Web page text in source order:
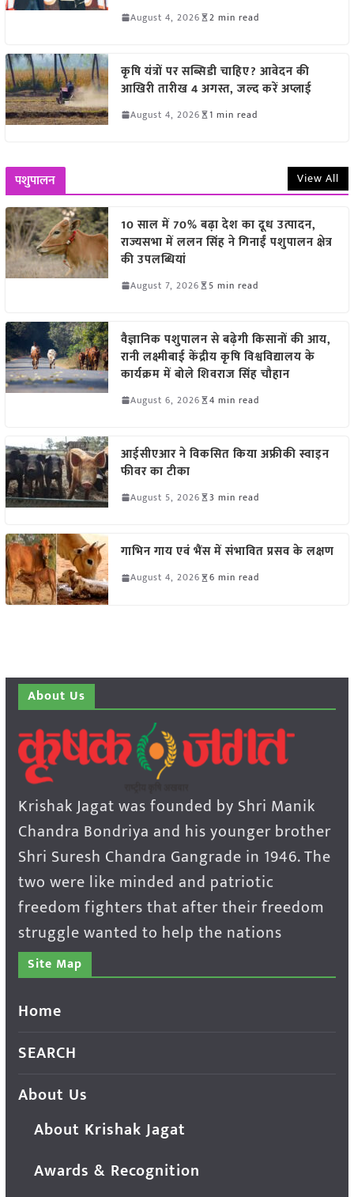
August 4, 2026 2 min read
कृषि यंत्रों पर सब्सिडी चाहिए? आवेदन की
आखिरी तारीख 4 अगस्त, जल्द करें अप्लाई
August 4, 2026 1 min read
पशुपालन View All
10 साल में 70% बढ़ा देश का दूध उत्पादन,
राज्यसभा में ललन सिंह ने गिनाईं पशुपालन क्षेत्र
की उपलब्धियां
August 7, 2026 5 min read
वैज्ञानिक पशुपालन से बढ़ेगी किसानों की आय,
रानी लक्ष्मीबाई केंद्रीय कृषि विश्वविद्यालय के
कार्यक्रम में बोले शिवराज सिंह चौहान
August 6, 2026 4 min read
आईसीएआर ने विकसित किया अफ्रीकी स्वाइन
फीवर का टीका
August 5, 2026 3 min read
गाभिन गाय एवं भैंस में संभावित प्रसव के लक्षण
August 4, 2026 6 min read
About Us
Krishak Jagat was founded by Shri Manik
Chandra Bondriya and his younger brother
Shri Suresh Chandra Gangrade in 1946. The
two were like minded and patriotic
freedom fighters that after their freedom
struggle wanted to help the nations
Site Map
Home
SEARCH
About Us
About Krishak Jagat
Awards & Recognition